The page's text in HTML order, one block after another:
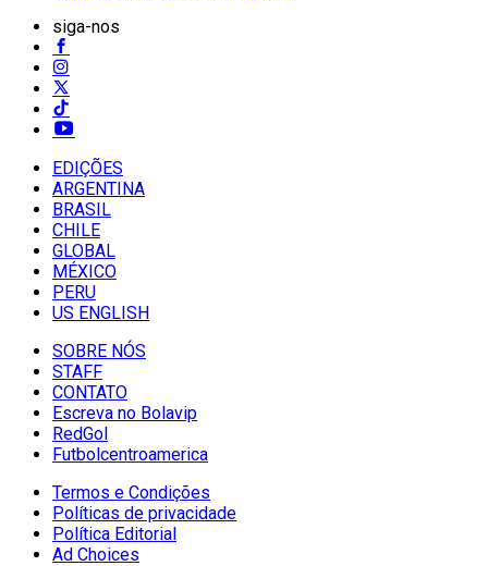
siga-nos
EDIÇÕES
ARGENTINA
BRASIL
CHILE
GLOBAL
MÉXICO
PERU
US ENGLISH
SOBRE NÓS
STAFF
CONTATO
Escreva no Bolavip
RedGol
Futbolcentroamerica
Termos e Condições
Políticas de privacidade
Política Editorial
Ad Choices